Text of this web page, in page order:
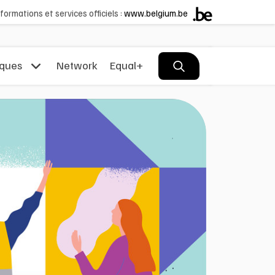
et services officiels : www.belgium.be
Network Equal+